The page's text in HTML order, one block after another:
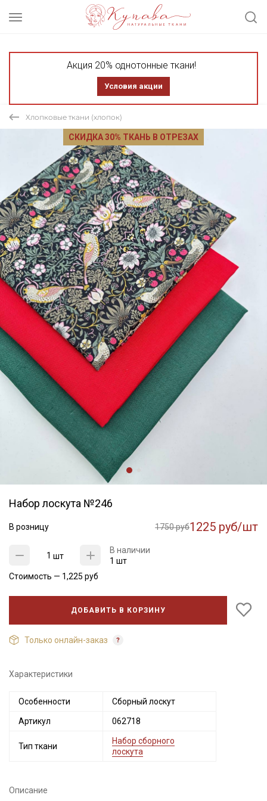
Акция 20% однотонные ткани!
Условия акции
Хлопковые ткани (хлопок)
СКИДКА 30% ТКАНЬ В ОТРЕЗАХ
Набор лоскута №246
В розницу 1750 руб1225 руб/шт
шт
В наличии
1 шт
Стоимость — 1,225 руб
ДОБАВИТЬ В КОРЗИНУ
Только онлайн-заказ
Характеристики
Особенности Сборный лоскут
Артикул 062718
Тип ткани
Набор сборного
лоскута
Описание
Мы публикуем здесь дополнительные
промокоды и скидки до 30% на узкие
категории тканей